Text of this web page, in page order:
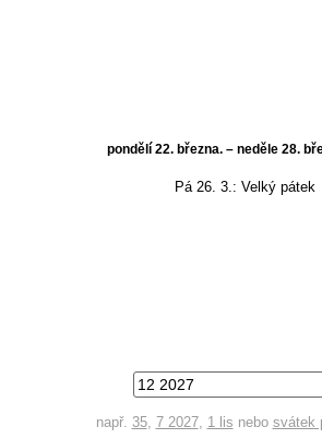
pondělí 22. března. – neděle 28.
Pá 26. 3.: Velký pátek
např. 35, 7 2027, 1 lis nebo svátek